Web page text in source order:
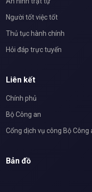
Người tốt việc tốt
Thủ tục hành chính
Hỏi đáp trực tuyến
Liên kết
Chính phủ
Bộ Công an
Cổng dịch vụ công Bộ Công
Bản đồ